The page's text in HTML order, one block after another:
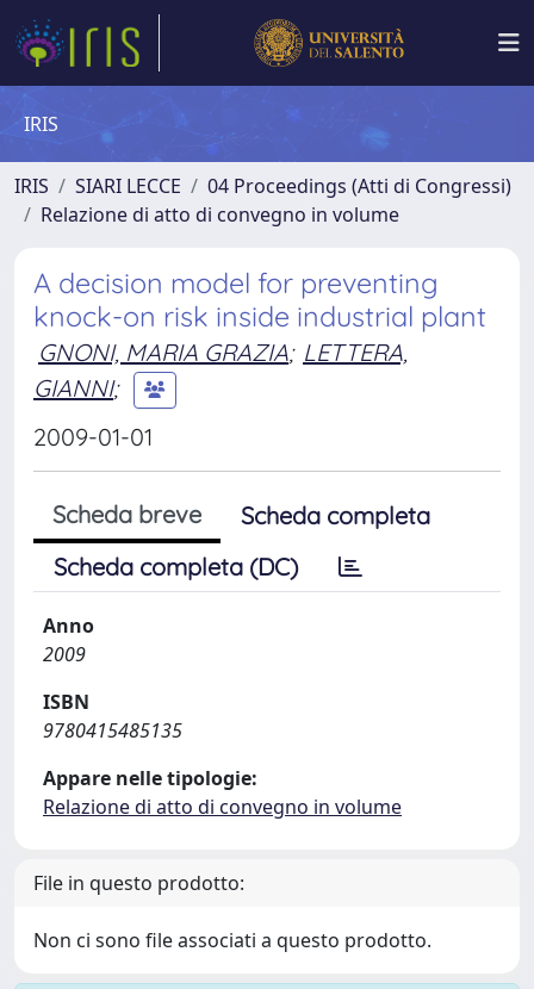
IRIS
IRIS SIARI LECCE
04 Proceedings (Atti di Congressi)
Relazione di atto di convegno in volume
A decision model for preventing
knock-on risk inside industrial plant
GNONI, MARIA GRAZIA; LETTERA,
GIANNI;
2009-01-01
Scheda breve
Scheda completa
Scheda completa (DC)
Anno
2009
ISBN
9780415485135
Appare nelle tipologie:
Relazione di atto di convegno in volume
File in questo prodotto:
Non ci sono file associati a questo prodotto.